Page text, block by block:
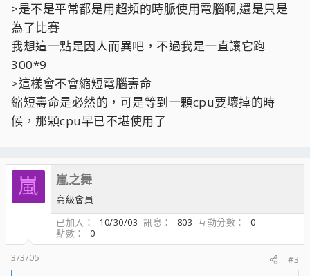
>是不是平常都是用超頻的時脈使用電腦啊,還是只是
為了比賽
我想這一點是因人而異吧，不過我是一直讓它跑
300*9
>這樣會不會縮短電腦壽命
縮短壽命是必然的，可是等到一顆cpu要壞掉的時
候，那顆cpu早已不堪使用了
嵐 嵐之舞
高級會員
已加入
10/30/03 訊息 803 互動分數
0
點數
0
3/3/05
#3